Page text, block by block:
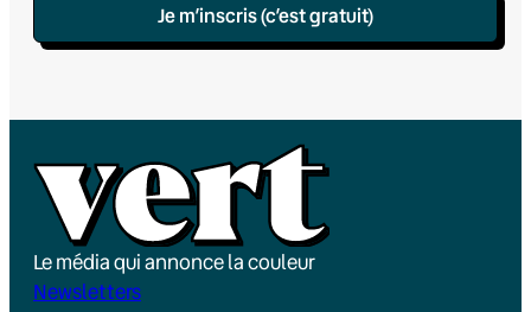
Je m’inscris (c’est gratuit)
Le média qui annonce la couleur
Newsletters